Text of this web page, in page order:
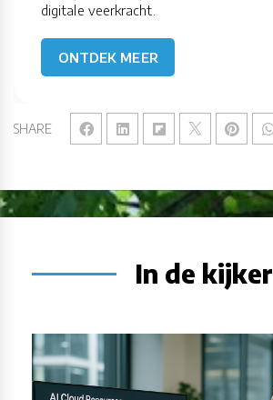
SHARE
digitale veerkracht.
ONTDEK MEER
In de kijker